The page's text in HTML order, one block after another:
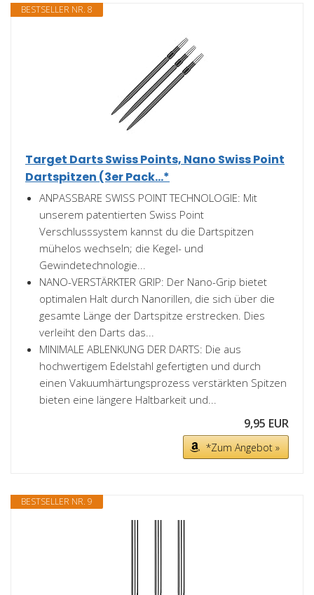
BESTSELLER NR. 8
Target Darts Swiss Points, Nano Swiss Point
Dartspitzen (3er Pack...*
ANPASSBARE SWISS POINT TECHNOLOGIE: Mit
unserem patentierten Swiss Point
Verschlusssystem kannst du die Dartspitzen
mühelos wechseln; die Kegel- und
Gewindetechnologie...
NANO-VERSTÄRKTER GRIP: Der Nano-Grip bietet
optimalen Halt durch Nanorillen, die sich über die
gesamte Länge der Dartspitze erstrecken. Dies
verleiht den Darts das...
MINIMALE ABLENKUNG DER DARTS: Die aus
hochwertigem Edelstahl gefertigten und durch
einen Vakuumhärtungsprozess verstärkten Spitzen
bieten eine längere Haltbarkeit und...
9,95 EUR
*Zum Angebot »
BESTSELLER NR. 9